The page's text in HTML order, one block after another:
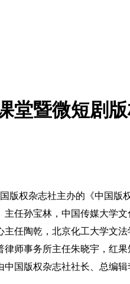
堂暨微短剧
版权杂志社主办的《中国
任孙宝林，中国传媒大学
任陶乾，北京化工大学文
师事务所主任朱晓宇，红
国版权杂志社社长、总编辑